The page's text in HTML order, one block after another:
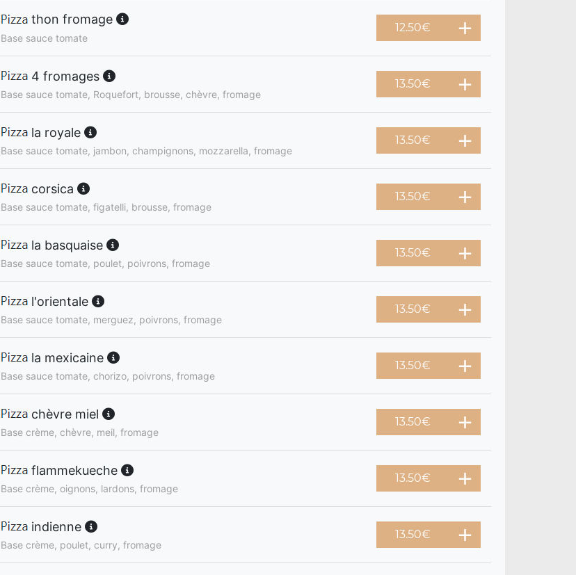
thon fromage
Base sauce tomate
12.50€
4 fromages
Base sauce tomate, Roquefort, brousse, chèvre, fromage
13.50€
la royale
Base sauce tomate, jambon, champignons, mozzarella, fromage
13.50€
corsica
Base sauce tomate, figatelli, brousse, fromage
13.50€
la basquaise
Base sauce tomate, poulet, poivrons, fromage
13.50€
l'orientale
Base sauce tomate, merguez, poivrons, fromage
13.50€
la mexicaine
Base sauce tomate, chorizo, poivrons, fromage
13.50€
chèvre miel
Base crème, chèvre, meil, fromage
13.50€
flammekueche
Base crème, oignons, lardons, fromage
13.50€
indienne
Base crème, poulet, curry, fromage
13.50€